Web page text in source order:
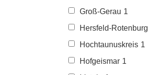
Groß-Gerau 1
Hersfeld-Rotenburg
Hochtaunuskreis 1
Hofgeismar 1